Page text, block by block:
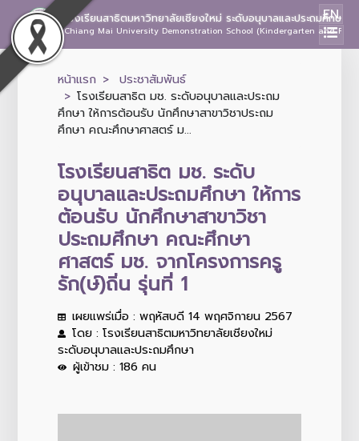
โรงเรียนสาธิตมหาวิทยาลัยเชียงใหม่ ระดับอนุบาลและประถมศึกษา
Chiang Mai University Demonstration School (Kindergarten and
EN
หน้าแรก
ประชาสัมพันธ์
โรงเรียนสาธิต มช. ระดับอนุบาลและประถม
ศึกษา ให้การต้อนรับ นักศึกษาสาขาวิชาประถม
ศึกษา คณะศึกษาศาสตร์ ม...
โรงเรียนสาธิต มช. ระดับ
อนุบาลและประถมศึกษา ให้การ
ต้อนรับ นักศึกษาสาขาวิชา
ประถมศึกษา คณะศึกษา
ศาสตร์ มช. จากโครงการครู
รัก(ษ์)ถิ่น รุ่นที่ 1
เผยแพร่เมื่อ : พฤหัสบดี 14 พฤศจิกายน 2567
โดย : โรงเรียนสาธิตมหาวิทยาลัยเชียงใหม่
ระดับอนุบาลและประถมศึกษา
ผู้เข้าชม : 186 คน